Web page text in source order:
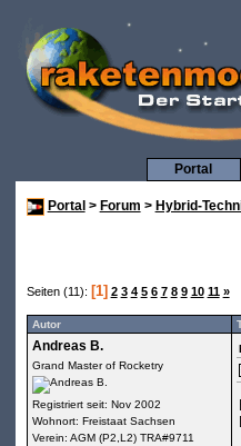
Portal
Portal > Forum > Hybrid-
Seiten (11): [1] 2 3 4 5 6 7 8 9 10 11 »
Autor
Andreas B.
Grand Master of Rocketry
Registriert seit: Nov 2002
Wohnort: Freistaat Sachsen
Verein: AGM (P2,L2) TRA#9711